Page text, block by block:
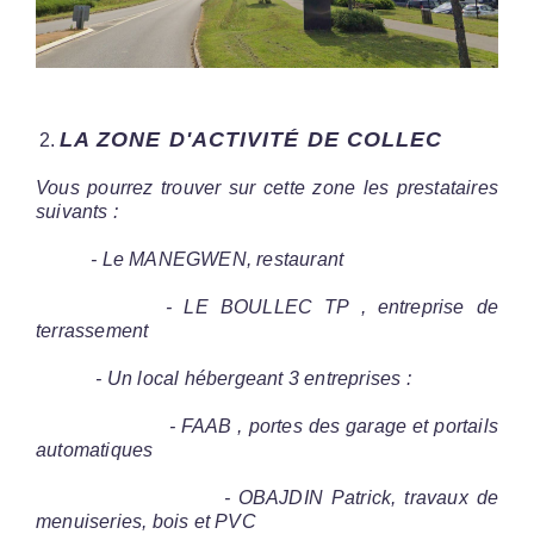
LA ZONE D'ACTIVITÉ DE COLLEC
Vous pourrez trouver sur cette zone les prestataires
suivants :
- Le MANEGWEN, restaurant
- LE BOULLEC TP , entreprise de
terrassement
- Un local hébergeant 3 entreprises :
- FAAB , portes des garage et portails
automatiques
- OBAJDIN Patrick, travaux de
menuiseries, bois et PVC